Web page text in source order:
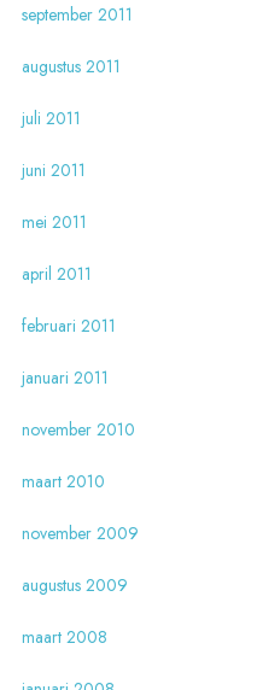
september 2011
augustus 2011
juli 2011
juni 2011
mei 2011
april 2011
februari 2011
januari 2011
november 2010
maart 2010
november 2009
augustus 2009
maart 2008